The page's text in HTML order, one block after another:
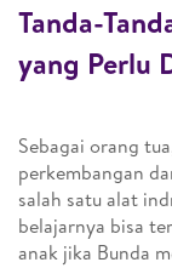
Tanda-
yang Perlu
Sebagai orang
perkembangan
salah satu alat
belajarnya bisa
anak jika Bunda